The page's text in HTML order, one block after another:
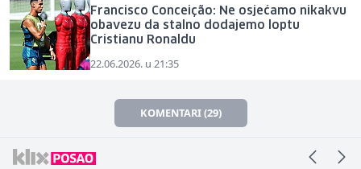
Francisco Conceição: Ne osjećamo nikakvu
obavezu da stalno dodajemo loptu
Cristianu Ronaldu
22.06.2026. u 21:35
KOMENTARI (29)